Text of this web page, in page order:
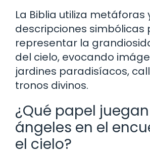
La Biblia utiliza metáforas
descripciones simbólicas
representar la
del cielo, evocando
jardines paradisíacos,
tronos divinos.
¿Qué papel
ángeles en el
el cielo?